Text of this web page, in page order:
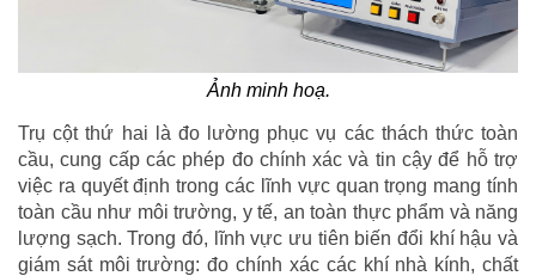
Ảnh minh hoạ.
Trụ cột thứ hai là đo lường phục vụ các thách thức toàn
cầu, cung cấp các phép đo chính xác và tin cậy để hỗ trợ
việc ra quyết định trong các lĩnh vực quan trọng mang tính
toàn cầu như môi trường, y tế, an toàn thực phẩm và năng
lượng sạch. Trong đó, lĩnh vực ưu tiên biến đổi khí hậu và
giám sát môi trường: đo chính xác các khí nhà kính, chất